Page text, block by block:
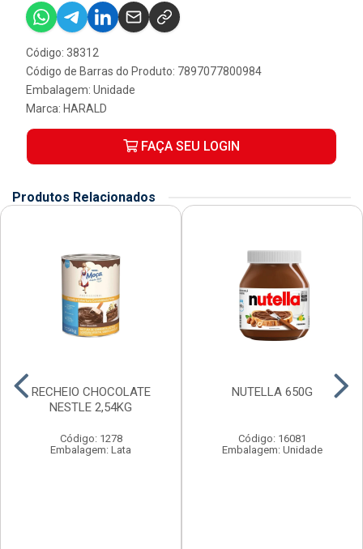
Código: 38312
Código de Barras do Produto: 7897077800984
Embalagem: Unidade
Marca: HARALD
FAÇA SEU LOGIN
Produtos Relacionados
RECHEIO CHOCOLATE
NESTLE 2,54KG
Código: 1278
Embalagem: Lata
NUTELLA 650G
Código: 16081
Embalagem: Unidade